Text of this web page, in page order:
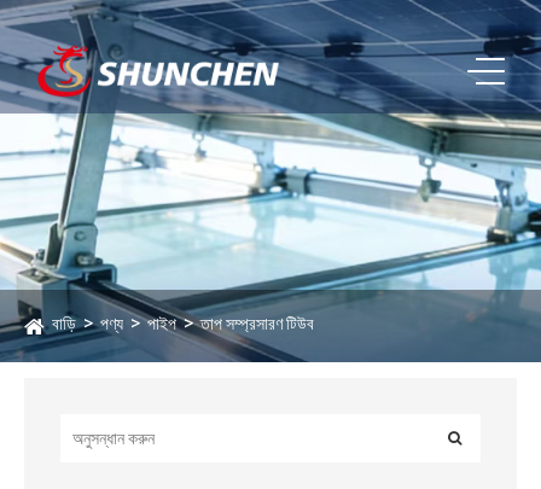
বাড়ি পণ্য পাইপ তাপ সম্প্রসারণ টিউব